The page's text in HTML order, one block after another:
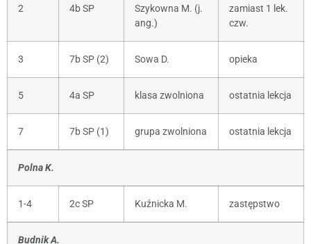
2 4b SP
Szykowna M. (j.
ang.)
zamiast 1 lek.
czw.
3 7b SP (2) Sowa D. opieka
5 4a SP klasa zwolniona ostatnia lekcja
7 7b SP (1) grupa zwolniona ostatnia lekcja
Polna K.
1-4 2c SP Kuźnicka M. zastępstwo
Budnik A.